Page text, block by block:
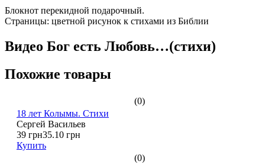
Блокнот перекидной подарочный.
Страницы: цветной рисунок к стихами из Библии
Видео Бог есть Любовь…(стихи)
Похожие товары
(0)
18 лет Колымы. Стихи
Сергей Васильев
39 грн35.10 грн
Купить
(0)